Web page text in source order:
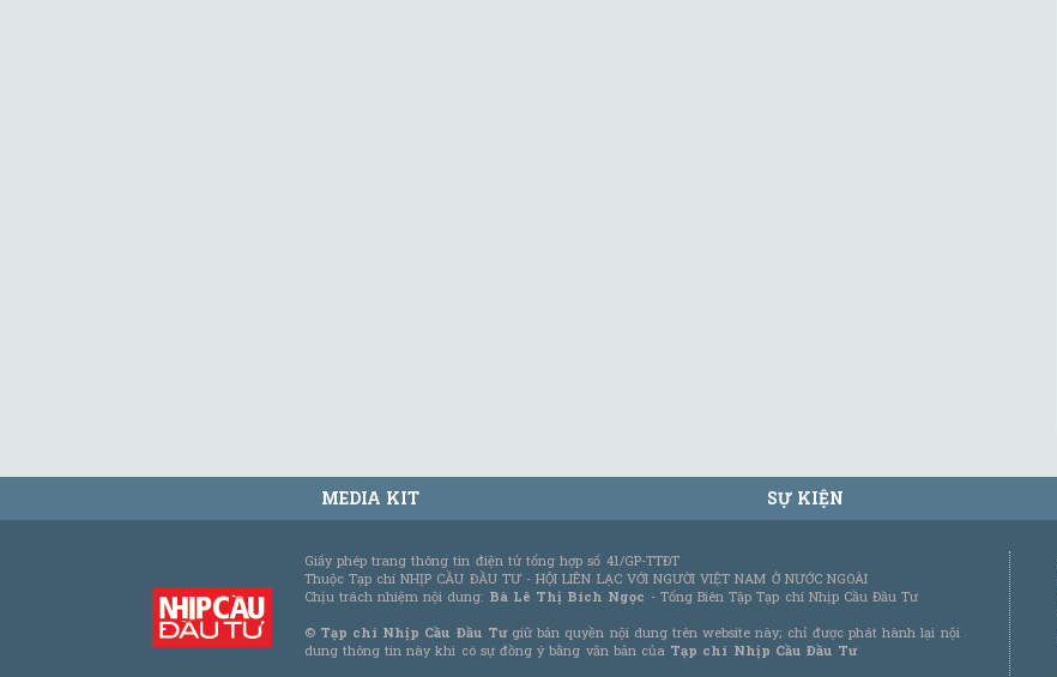
MEDIA KIT SỰ KIỆN
Giấy phép trang thông tin điện tử tổng hợp số 41/GP-TTĐT
Thuộc Tạp chí NHỊP CẦU ĐẦU TƯ - HỘI LIÊN LẠC VỚI NGƯỜI VIỆT NAM Ở NƯỚC NGOÀI
Chịu trách nhiệm nội dung: Bà Lê Thị Bích Ngọc - Tổng Biên Tập Tạp chí Nhịp Cầu Đầu Tư
© Tạp chí Nhịp Cầu Đầu Tưgiữ bản quyền nội dung trên website này; chỉ được phát hành lại nội
dung thông tin này khi có sự đồng ý bằng văn bản của Tạp chí Nhịp Cầu Đầu Tư